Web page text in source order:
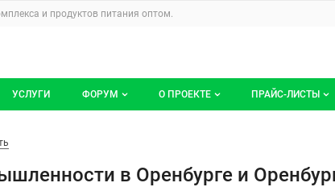
и продуктов питания оптом.
УСЛУГИ ФОРУМ
Избранные
О ПРОЕКТЕ
Услуги проекта
ПРАЙС-ЛИСТЫ
в Оренбурге и
в Оренбурге и